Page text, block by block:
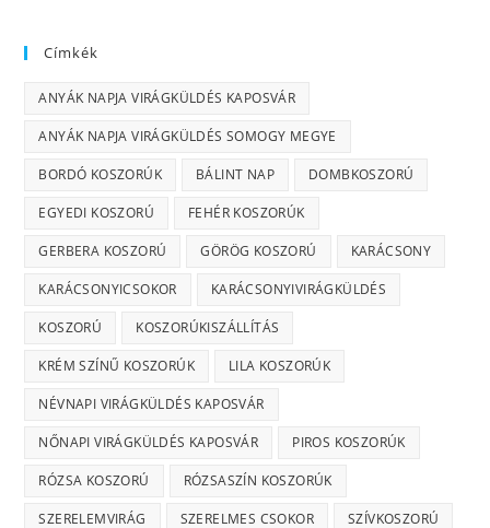
Címkék
ANYÁK NAPJA VIRÁGKÜLDÉS KAPOSVÁR
ANYÁK NAPJA VIRÁGKÜLDÉS SOMOGY MEGYE
BORDÓ KOSZORÚK BÁLINT NAP DOMBKOSZORÚ
EGYEDI KOSZORÚ FEHÉR KOSZORÚK
GERBERA KOSZORÚ GÖRÖG KOSZORÚ KARÁCSONY
KARÁCSONYICSOKOR KARÁCSONYIVIRÁGKÜLDÉS
KOSZORÚ KOSZORÚKISZÁLLÍTÁS
KRÉM SZÍNŰ KOSZORÚK LILA KOSZORÚK
NÉVNAPI VIRÁGKÜLDÉS KAPOSVÁR
NŐNAPI VIRÁGKÜLDÉS KAPOSVÁR PIROS KOSZORÚK
RÓZSA KOSZORÚ RÓZSASZÍN KOSZORÚK
SZERELEMVIRÁG SZERELMES CSOKOR SZÍVKOSZORÚ